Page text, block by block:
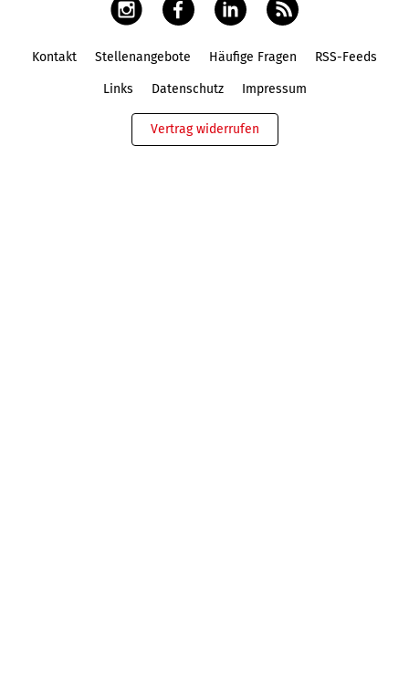
Kontakt Stellenangebote Häufige Fragen RSS-Feeds
Links Datenschutz Impressum
Vertrag widerrufen